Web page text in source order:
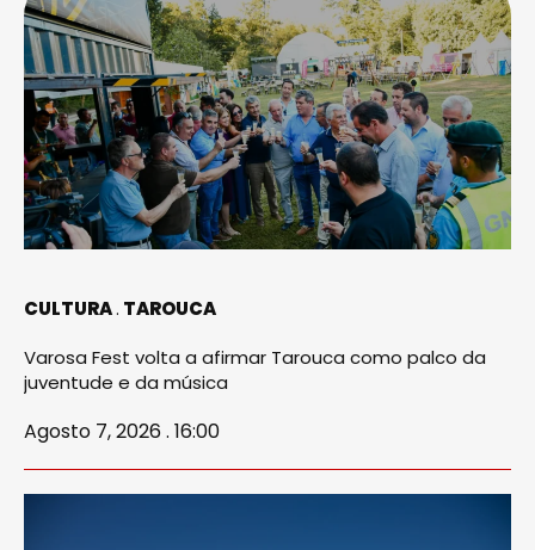
CULTURA TAROUCA
Varosa Fest volta a afirmar Tarouca como palco da
juventude e da música
Agosto 7, 2026 . 16:00